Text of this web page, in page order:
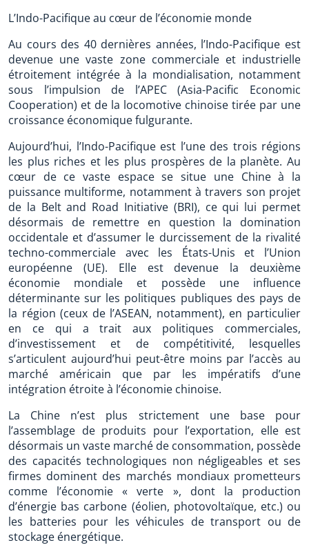
L’Indo-Pacifique au cœur de l’économie monde
Au cours des 40 dernières années, l’Indo-Pacifique est
devenue une vaste zone commerciale et industrielle
étroitement intégrée à la mondialisation, notamment
sous l’impulsion de l’APEC (Asia-Pacific Economic
Cooperation) et de la locomotive chinoise tirée par une
croissance économique fulgurante.
Aujourd’hui, l’Indo-Pacifique est l’une des trois régions
les plus riches et les plus prospères de la planète. Au
cœur de ce vaste espace se situe une Chine à la
puissance multiforme, notamment à travers son projet
de la Belt and Road Initiative (BRI), ce qui lui permet
désormais de remettre en question la domination
occidentale et d’assumer le durcissement de la rivalité
techno-commerciale avec les États-Unis et l’Union
européenne (UE). Elle est devenue la deuxième
économie mondiale et possède une influence
déterminante sur les politiques publiques des pays de
la région (ceux de l’ASEAN, notamment), en particulier
en ce qui a trait aux politiques commerciales,
d’investissement et de compétitivité, lesquelles
s’articulent aujourd’hui peut-être moins par l’accès au
marché américain que par les impératifs d’une
intégration étroite à l’économie chinoise.
La Chine n’est plus strictement une base pour
l’assemblage de produits pour l’exportation, elle est
désormais un vaste marché de consommation, possède
des capacités technologiques non négligeables et ses
firmes dominent des marchés mondiaux prometteurs
comme l’économie « verte », dont la production
d’énergie bas carbone (éolien, photovoltaïque, etc.) ou
les batteries pour les véhicules de transport ou de
stockage énergétique.